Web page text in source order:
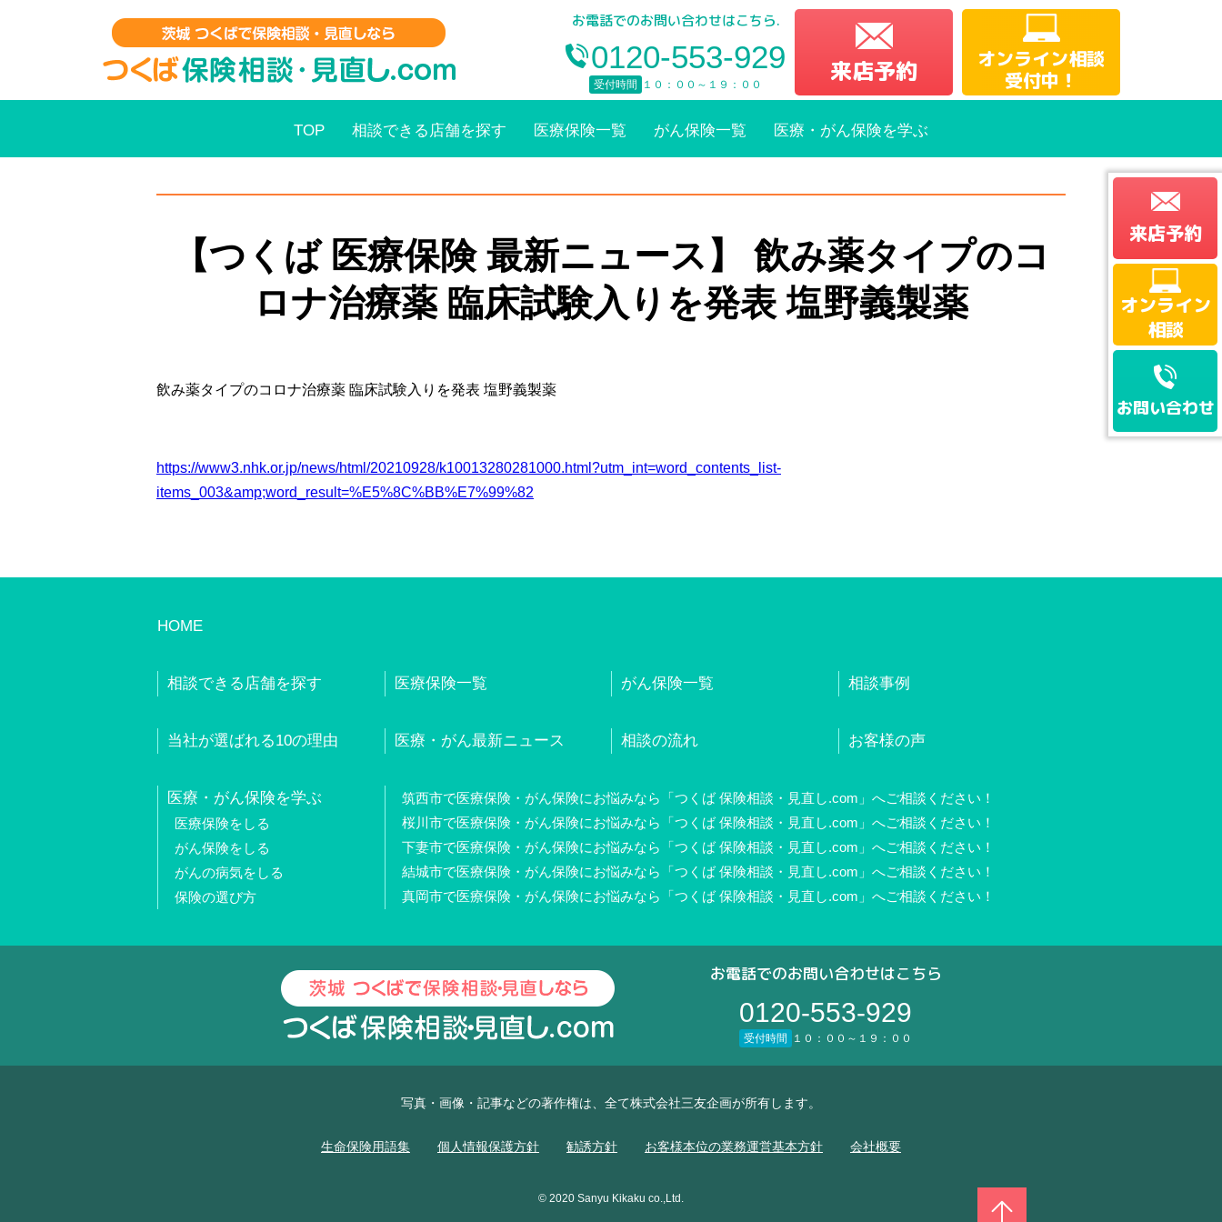
お電話でのお問い合わせはこちら.
0120-553-929
受付時間 １０：００～１９：００ 来店予約
オンライン相談
受付中！
TOP 相談できる店舗を探す 医療保険一覧 がん保険一覧 医療・がん保険を学ぶ
【つくば 医療保険 最新ニュース】 飲み薬タイプのコ
ロナ治療薬 臨床試験入りを発表 塩野義製薬
飲み薬タイプのコロナ治療薬 臨床試験入りを発表 塩野義製薬
https://www3.nhk.or.jp/news/html/20210928/k10013280281000.html?utm_int=word_contents_list-
items_003&amp;word_result=%E5%8C%BB%E7%99%82
来店予約
オンライン
相談
お問い合わせ
HOME
相談できる店舗を探す 医療保険一覧 がん保険一覧 相談事例
当社が選ばれる10の理由 医療・がん最新ニュース 相談の流れ お客様の声
医療・がん保険を学ぶ
医療保険をしる
がん保険をしる
がんの病気をしる
保険の選び方
筑西市で医療保険・がん保険にお悩みなら「つくば 保険相談・見直し.com」へご相談ください！
桜川市で医療保険・がん保険にお悩みなら「つくば 保険相談・見直し.com」へご相談ください！
下妻市で医療保険・がん保険にお悩みなら「つくば 保険相談・見直し.com」へご相談ください！
結城市で医療保険・がん保険にお悩みなら「つくば 保険相談・見直し.com」へご相談ください！
真岡市で医療保険・がん保険にお悩みなら「つくば 保険相談・見直し.com」へご相談ください！
お電話でのお問い合わせはこちら
0120-553-929
受付時間 １０：００～１９：００
写真・画像・記事などの著作権は、全て株式会社三友企画が所有します。
生命保険用語集 個人情報保護方針 勧誘方針 お客様本位の業務運営基本方針 会社概要
© 2020 Sanyu Kikaku co.,Ltd.